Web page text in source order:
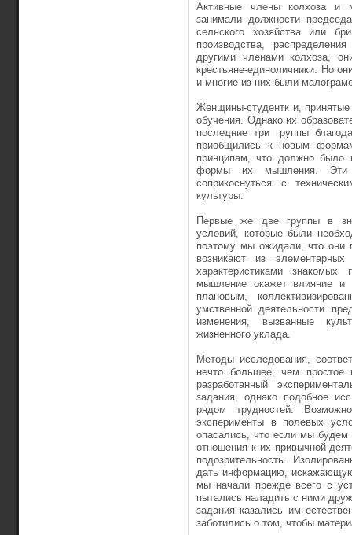
Активные члены колхоза и
занимали должности
сельского хозяйства или
производства,
другими членами колхоза,
крестьяне-единоличники. Но
и многие из них были
Женщины-студентк и, принятые
обучения. Однако их
последние три группы
приобщились к новым
принципам, что должно было
формы их мышления. Эти
соприкоснуться с
культуры.
Первые же две группы в
условий, которые были
поэтому мы ожидали, что они
возникают из
характеристиками
мышление окажет влияние
плановым,
умственной деятельности
изменения, вызванные
жизненного уклада.
Методы исследования,
нечто большее, чем простое
разработанный
задания, однако подобное
рядом трудностей.
эксперименты в полевых
опасались, что если мы
отношения к их привычной
подозрительность.
дать информацию,
мы начали прежде всего с
пытались наладить с ними
задания казались им
заботились о том, чтобы